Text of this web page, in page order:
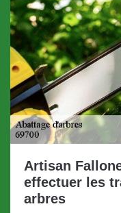
Artisan
effectuer les
arbres